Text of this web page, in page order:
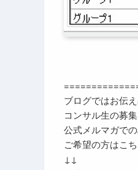
ブログではお伝
コンサル生の募
公式メルマガで
ご希望の方はこ
↓↓